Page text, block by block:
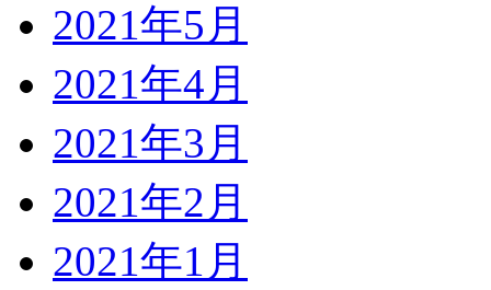
2021年5月
2021年4月
2021年3月
2021年2月
2021年1月